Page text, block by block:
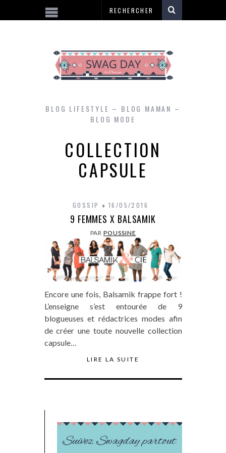
BLOG LIFESTYLE – BLOG MAMAN –
BLOG MODE
COLLECTION
CAPSULE
GOSSIP 16/05/2016
9 FEMMES X BALSAMIK
PARPOUSSINE
Encore une fois, Balsamik frappe fort !
L’enseigne s’est entourée de 9
blogueuses et rédactrices modes afin
de créer une toute nouvelle collection
capsule…
LIRE LA SUITE
Suivez Swagday partout